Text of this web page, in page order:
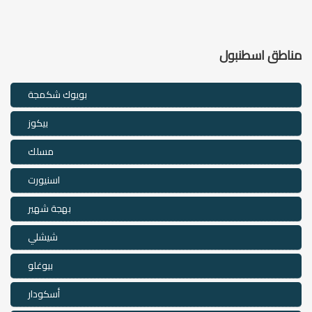
مناطق اسطنبول
بويوك شكمجة
بيكوز
مسلك
اسنيورت
بهجة شهير
شيشلي
بيوغلو
أسكودار